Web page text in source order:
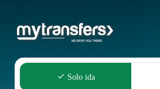
Solo ida